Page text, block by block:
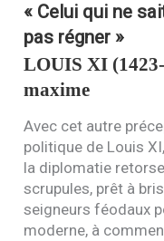
« Celui qui ne
pas régner »
LOUIS XI
maxime
Avec cet autre
politique de LouisXI
la diplomatie
scrupules, prêt à
seigneurs féodaux
moderne, à